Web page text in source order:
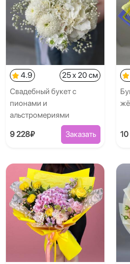
4.9
25 x 20 см
Свадебный букет с
пионами и
альстромериями
9 228₽ Заказать